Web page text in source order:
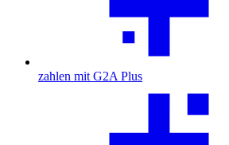
zahlen mit G2A Plus